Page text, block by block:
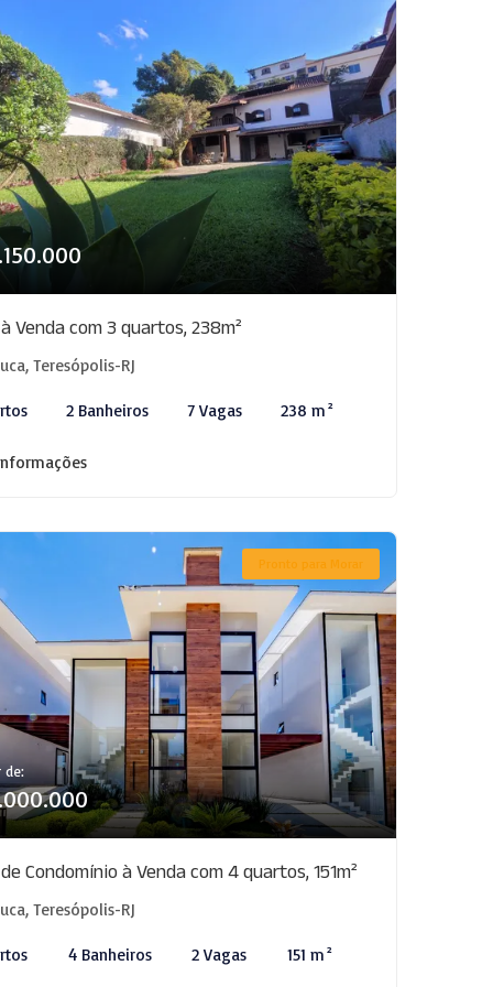
Venda com 3 quartos, 238m²
Teresópolis-RJ
2 Banheiros 7 Vagas 238 m²
Pronto para Morar
de:
Condomínio à Venda com 4 quartos, 151m²
Teresópolis-RJ
4 Banheiros 2 Vagas 151 m²